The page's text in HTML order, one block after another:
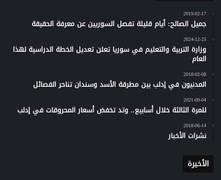
2019-02-17
جميل الصالح: أيام قليلة تفصل السوريين عن معرفة الحقيقة
2024-12-25
وزارة التربية والتعليم في سوريا تعلن تعديل الخطة الدراسية لهذا
العام
2018-02-08
المدنيون في إدلب بين مطرقة الأسد وسندان تناحر الفصائل
2021-09-04
للمرة الثالثة خلال أسابيع.. وتد تخفض أسعار المحروقات في إدلب
2018-06-14
نشرات الأخبار
الأخيرة